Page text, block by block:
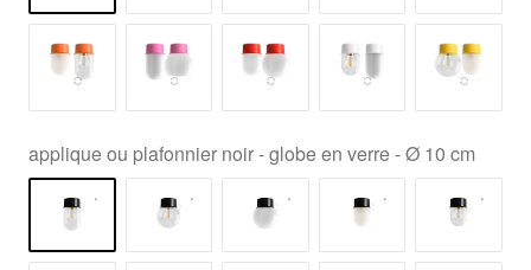
applique ou plafonnier noir - globe en verre - Ø 10 cm